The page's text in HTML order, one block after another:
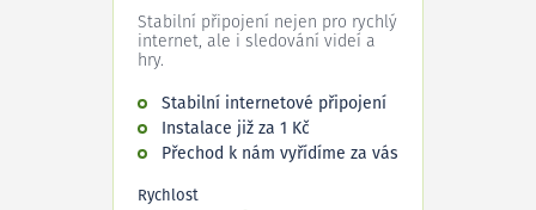
Stabilní připojení nejen pro rychlý
internet, ale i sledování videí a
hry.
Stabilní internetové připojení
Instalace již za 1 Kč
Přechod k nám vyřídíme za vás
Rychlost